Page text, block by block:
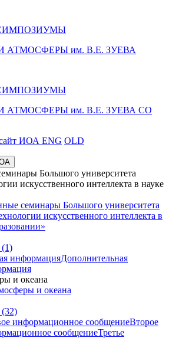
им. В.Е. ЗУЕВА
АТМОСФЕРЫ им. В.Е. ЗУЕВА СО
ИОА ENG OLD
Большого университета
искусственного интеллекта в науке
семинары Большого университета
искусственного интеллекта в
(1)
информацияДополнительная
и океана
и океана
(32)
информационное сообщениеВторое
сообщениеТретье